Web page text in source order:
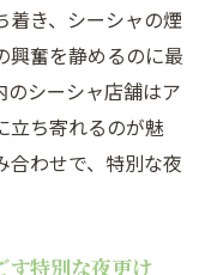
着き、シーシャの煙
興奮を静めるのに最
シーシャ店舗はア
立ち寄れるのが魅
合わせで、特別な夜
す特別な夜更け